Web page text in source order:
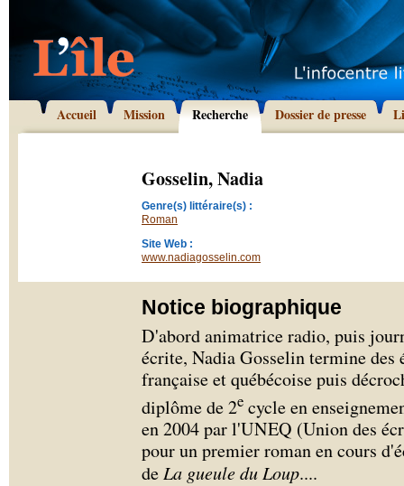
Accueil Mission Recherche Dossier de presse
Gosselin, Nadia
Genre(s) littéraire(s) :
Roman
Site Web :
www.nadiagosselin.com
Notice biographique
D'abord animatrice radio, puis
écrite, Nadia Gosselin termine
française et québécoise puis
diplôme de 2e cycle en
en 2004 par l'UNEQ (Union des
pour un premier roman en cours
de La gueule du Loup....